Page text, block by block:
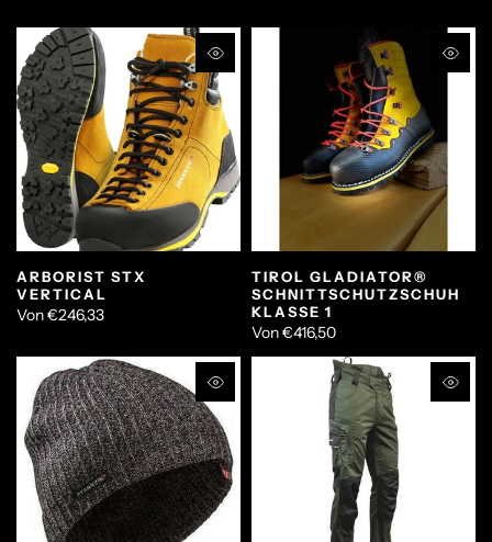
ARBORIST STX
VERTICAL
Von€246,33
TIROL GLADIATOR®
SCHNITTSCHUTZSCHUH
KLASSE 1
Von€416,50